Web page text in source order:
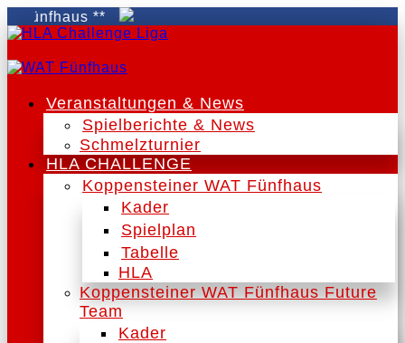
**
Veranstaltungen & News
Spielberichte & News
Schmelzturnier
HLA CHALLENGE
Koppensteiner WAT Fünfhaus
Kader
Spielplan
Tabelle
HLA
Koppensteiner WAT Fünfhaus Future
Team
Kader